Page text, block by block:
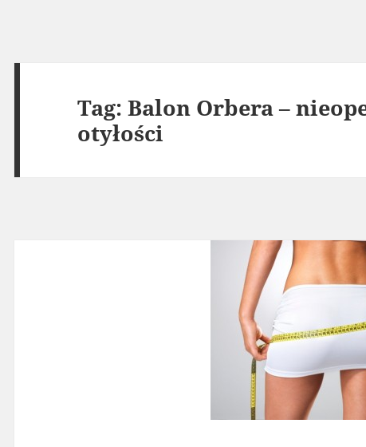
Tag:Balon Orbera –
otyłości